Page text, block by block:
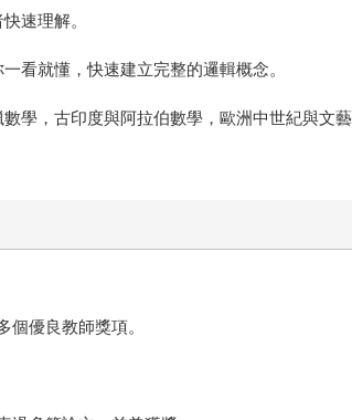
速理解。
看就懂，快速建立完整的邏輯概念。
學，古印度與阿拉伯數學，歐洲中世紀與文
優良教師獎項。